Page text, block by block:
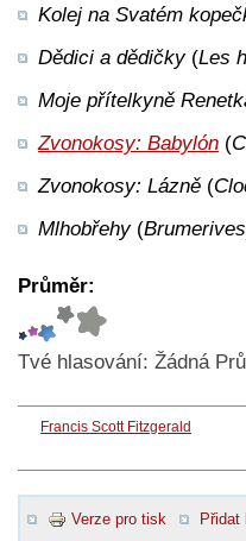
Kolej na Svatém
Dědici a dědičky(Les
Moje přítelkyně
Zvonokosy: Babylón (
Zvonokosy: Lázně (
Mlhobřehy(Brumerives
Průměr:
Tvé hlasování: Žádná
Francis Scott Fitzgerald
Verze pro tisk Přidat